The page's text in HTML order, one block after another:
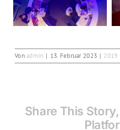
Vonadmin | 13. Februar 2023 | 2019
Share This